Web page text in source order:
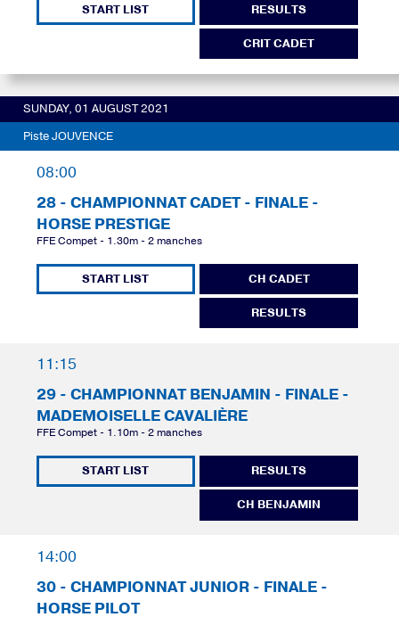
START LIST RESULTS
CRIT CADET
SUNDAY, 01 AUGUST 2021
Piste JOUVENCE
08:00
28 - CHAMPIONNAT CADET - FINALE -
HORSE PRESTIGE
FFE Compet - 1.30m - 2 manches
START LIST CH CADET
RESULTS
11:15
29 - CHAMPIONNAT BENJAMIN - FINALE -
MADEMOISELLE CAVALIÈRE
FFE Compet - 1.10m - 2 manches
START LIST RESULTS
CH BENJAMIN
14:00
30 - CHAMPIONNAT JUNIOR - FINALE -
HORSE PILOT